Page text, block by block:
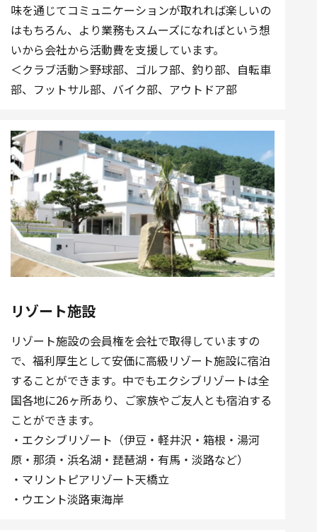
味を通じてコミュニケーションが取れれば楽しいの
はもちろん、より業務もスムーズになればという想
いから会社から活動費を支援しています。
＜クラブ活動＞野球部、ゴルフ部、釣り部、自転車
部、フットサル部、バイク部、アウトドア部
リゾート施設
リゾート施設の会員権を会社で取得していますの
で、福利厚生として安価に高級リゾート施設に宿泊
することができます。中でもエクシブリゾートは全
国各地に26ヶ所あり、ご家族やご友人とも宿泊する
ことができます。
・エクシブリゾート（伊豆・軽井沢・箱根・湯河
原・那須・浜名湖・琵琶湖・有馬・淡路など）
・マリントピアリゾート天橋立
・ウエント淡路東海岸